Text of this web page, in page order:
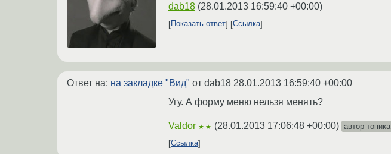
dab18 (28.01.2013 16:59:40 +00:00)
Показать ответ Ссылка
Ответ на: на закладке "Вид" от dab18 28.01.2013 16:59:40 +00:00
Угу. А форму меню нельзя менять?
Valdor ★★ (28.01.2013 17:06:48 +00:00) автор топика
Ссылка